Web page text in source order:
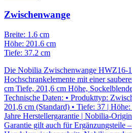
Zwischenwange
Breite: 1.6 cm
Höhe: 201.6 cm
Tiefe: 37.2 cm
Die Nobilia Zwischenwange HWZ16-
Hochschrankelemente mit einer
cm Tiefe, 201,6 cm Höhe,
Technische Daten: • Produkttyp:
201,6 cm (Standard) • Tiefe: 37 |
Jahre Herstellergarantie | Nobilia-
Garantie gilt auch für Ergänzungsteile